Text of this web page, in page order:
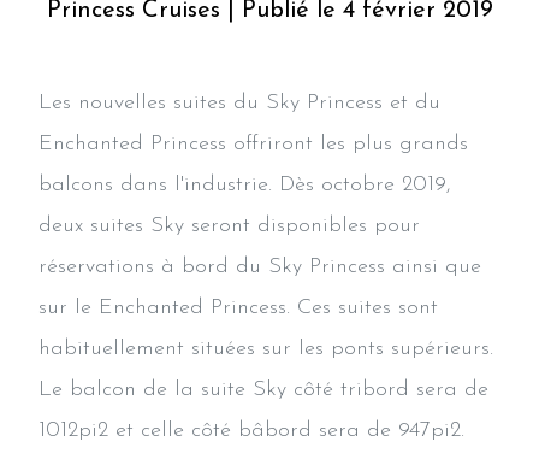
Princess Cruises | Publié le 4 février 2019
Les nouvelles suites du Sky Princess et du
Enchanted Princess offriront les plus grands
balcons dans l'industrie. Dès octobre 2019,
deux suites Sky seront disponibles pour
réservations à bord du Sky Princess ainsi que
sur le Enchanted Princess. Ces suites sont
habituellement situées sur les ponts supérieurs.
Le balcon de la suite Sky côté tribord sera de
1012pi2 et celle côté bâbord sera de 947pi2.